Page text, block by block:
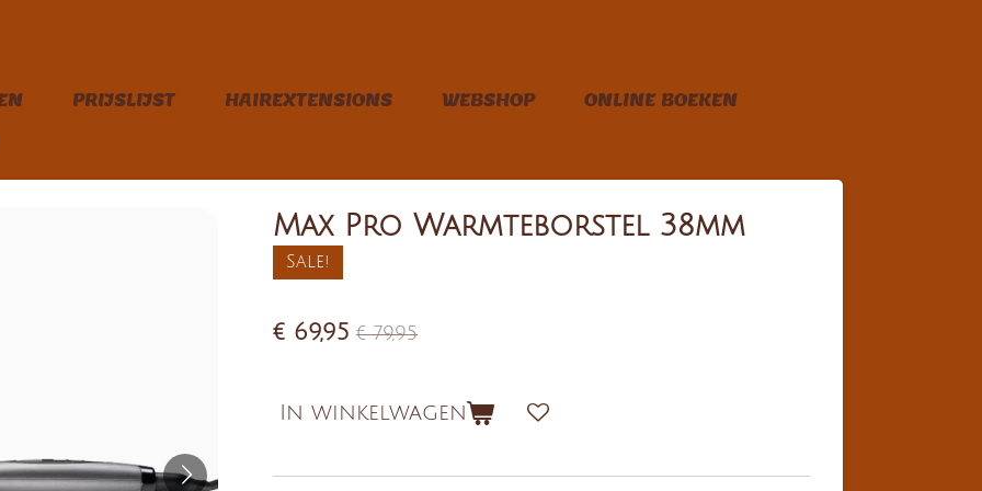
PRIJSLIJST HAIREXTENSIONS WEBSHOP
ONLINE BOEKEN
Max Pro Warmteborstel 38mm
Sale!
€ 69,95 € 79,95
In winkelwagen